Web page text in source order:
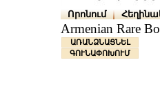
Որոնում
Armenian Rare
ԱՌԱՆՁՆԱՑՆԵԼ
ԳՈՒՆԱՓՈԽՈՒՄ